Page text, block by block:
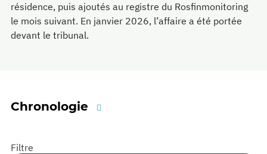
résidence, puis ajoutés au registre du Rosfinmonitoring
le mois suivant. En janvier 2026, l’affaire a été portée
devant le tribunal.
Chronologie
Filtre